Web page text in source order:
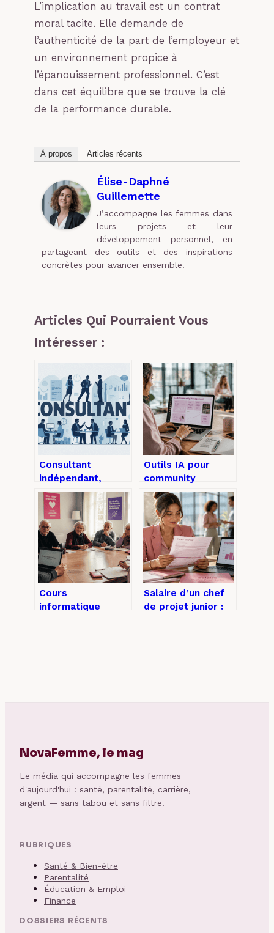
L’implication au travail est un contrat
moral tacite. Elle demande de
l’authenticité de la part de l’employeur et
un environnement propice à
l’épanouissement professionnel. C’est
dans cet équilibre que se trouve la clé
de la performance durable.
À propos Articles récents
Élise-Daphné
Guillemette
J’accompagne les femmes dans
leurs projets et leur
développement personnel, en
partageant des outils et des inspirations
concrètes pour avancer ensemble.
Articles Qui Pourraient Vous
Intéresser :
Consultant
indépendant,
salarié ou en
cabinet : le guide
pour choisir
Outils IA pour
community
managers :
automatisez 80 %
de vos tâches
pour 24 € par mois
Cours
informatique
Salaire d’un chef
de projet junior :
NovaFemme, le mag
Le média qui accompagne les femmes
d'aujourd'hui : santé, parentalité, carrière,
argent — sans tabou et sans filtre.
RUBRIQUES
Santé & Bien-être
Parentalité
Éducation & Emploi
Finance
DOSSIERS RÉCENTS